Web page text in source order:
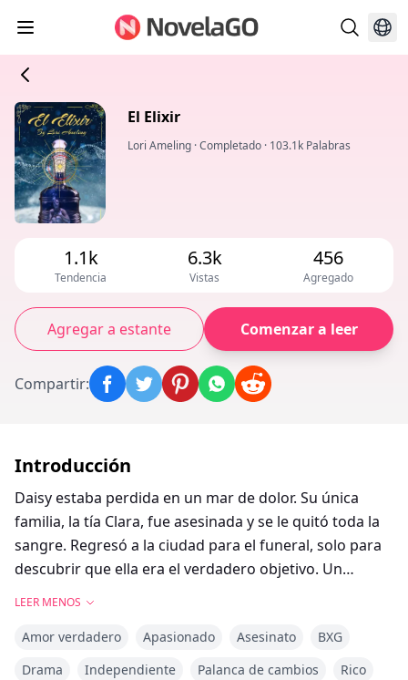
El Elixir
Lori Ameling ·Completado · 103.1k Palabras
1.1k
Tendencia
6.3k
Vistas
456
Agregado
Agregar a estante Comenzar a leer
Compartir:
Introducción
Daisy estaba perdida en un mar de dolor. Su única
familia, la tía Clara, fue asesinada y se le quitó toda la
sangre. Regresó a la ciudad para el funeral, solo para
descubrir que ella era el verdadero objetivo. Un
dispuesto a sacrificar a todos los demás para
conseguir un puesto en el consejo de los siete líderes;
LEER MENOS
Amor verdadero Apasionado Asesinato
BXG
Drama
Independiente Palanca de cambios
Rico